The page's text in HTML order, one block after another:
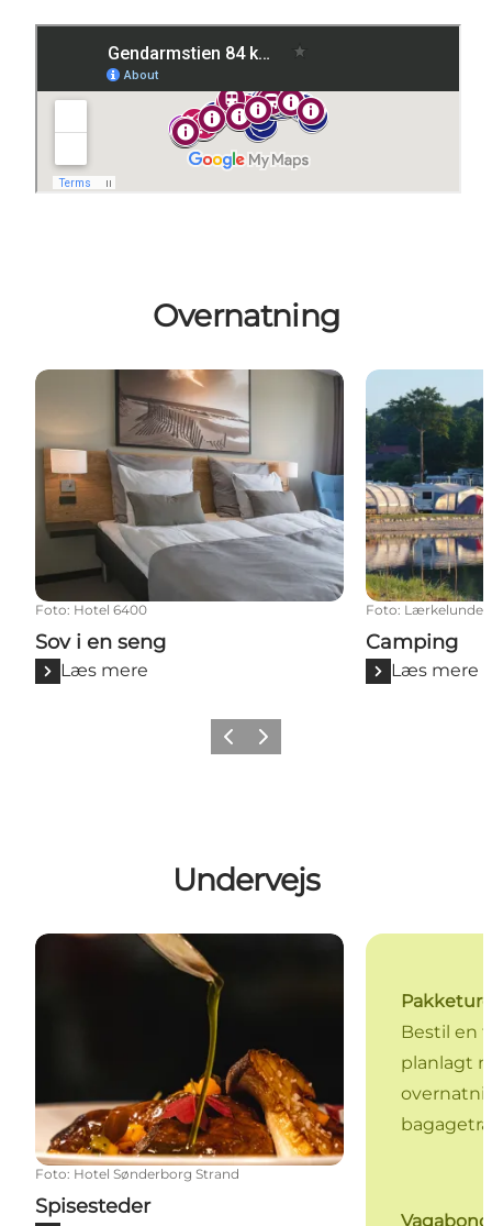
Overnatning
Sov i en seng
Foto: Hotel 6400
Sov i en seng
Læs mere
Camping
Foto:
Camping
Læs mere
ForrigeNæste
Undervejs
Spisesteder
Foto: Hotel Sønderborg Strand
Spisesteder
Bestil en
planlagt